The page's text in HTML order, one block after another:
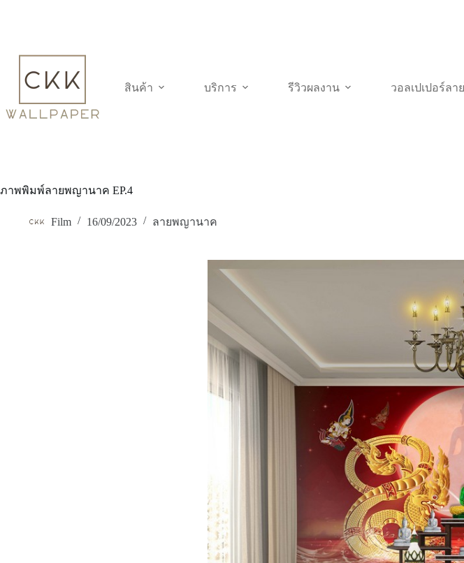
สินค้า บริการ รีวิวผลงาน วอลเปเปอร์ลา
ภาพพิมพ์ลายพญานาค EP.4
Film 16/09/2023 ลายพญานาค